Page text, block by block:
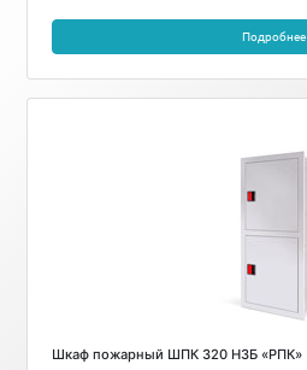
Подробнее
Шкаф пожарный ШПК 320 НЗБ «РПК»